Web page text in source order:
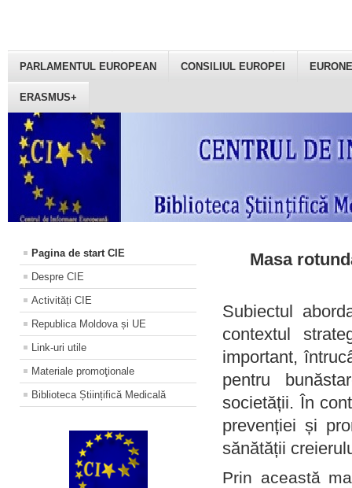
PARLAMENTUL EUROPEAN CONSILIUL EUROPEI
ERASMUS+
Pagina de start CIE
Despre CIE
Activități CIE
Republica Moldova și UE
Link-uri utile
Materiale promoţionale
Biblioteca Științifică Medicală
Masa
Subiectul
contextul
important,
pentru
societății. În
prevenției și
sănătății
Prin această